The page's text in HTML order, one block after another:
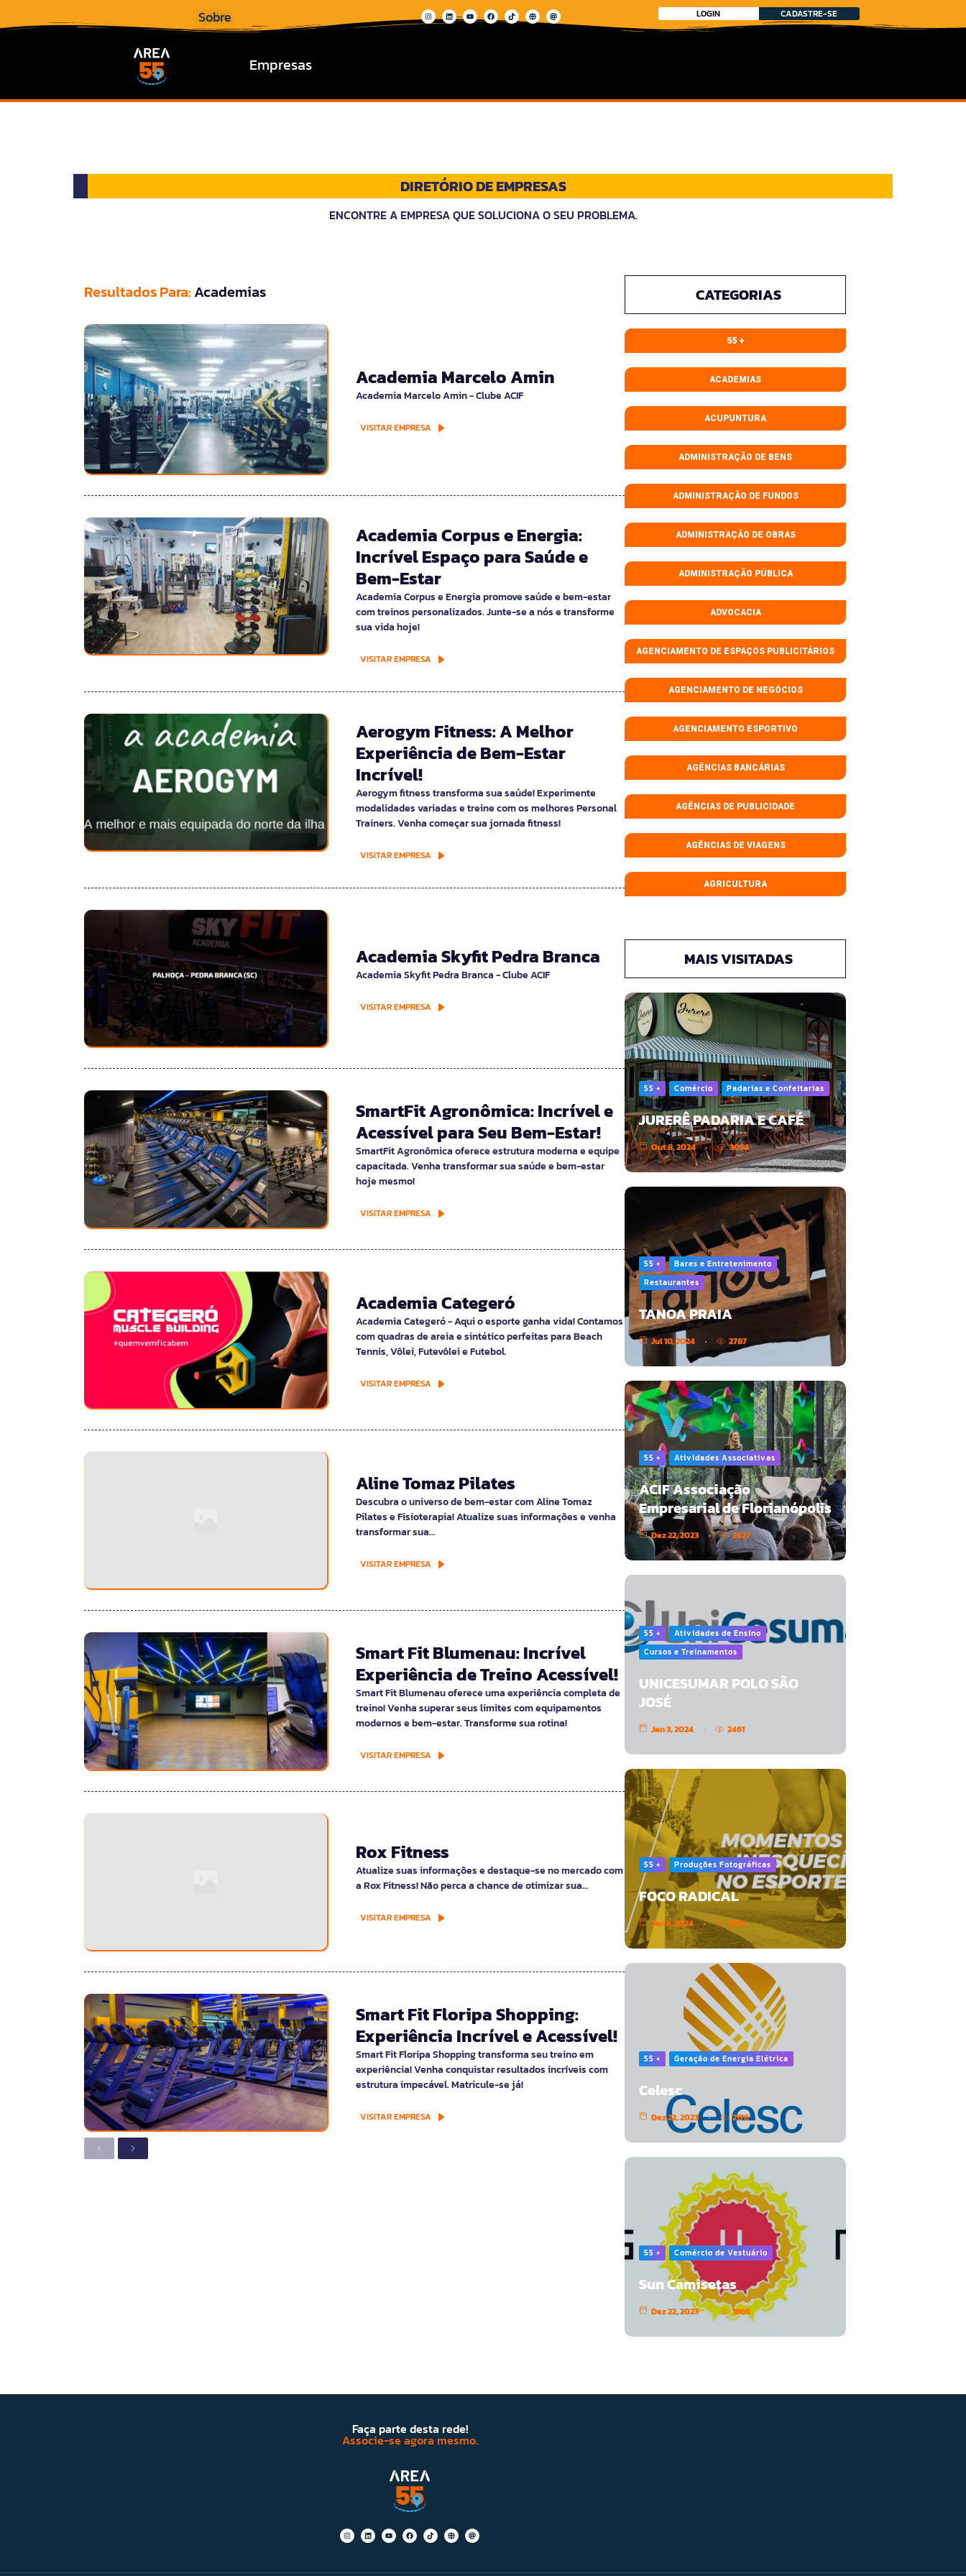
Sobre LOGIN CADASTRE-SE
Empresas
DIRETÓRIO DE EMPRESAS
ENCONTRE A EMPRESA QUE SOLUCIONA O SEU PROBLEMA.
Resultados Para: Academias
Academia Marcelo Amin
Academia Marcelo Amin - Clube ACIF
VISITAR EMPRESA
Academia Corpus e Energia:
Incrível Espaço para Saúde e
Bem-Estar
Academia Corpus e Energia promove saúde e bem-estar
com treinos personalizados. Junte-se a nós e transforme
sua vida hoje!
VISITAR EMPRESA
Aerogym Fitness: A Melhor
Experiência de Bem-Estar
Incrível!
Aerogym fitness transforma sua saúde! Experimente
modalidades variadas e treine com os melhores Personal
Trainers. Venha começar sua jornada fitness!
VISITAR EMPRESA
Academia Skyfit Pedra Branca
Academia Skyfit Pedra Branca - Clube ACIF
VISITAR EMPRESA
SmartFit Agronômica: Incrível e
Acessível para Seu Bem-Estar!
SmartFit Agronômica oferece estrutura moderna e equipe
capacitada. Venha transformar sua saúde e bem-estar
hoje mesmo!
VISITAR EMPRESA
Academia Categeró
Academia Categeró - Aqui o esporte ganha vida! Contamos
com quadras de areia e sintético perfeitas para Beach
Tennis, Vôlei, Futevôlei e Futebol.
VISITAR EMPRESA
Aline Tomaz Pilates
Descubra o universo de bem-estar com Aline Tomaz
Pilates e Fisioterapia! Atualize suas informações e venha
transformar sua…
VISITAR EMPRESA
Smart Fit Blumenau: Incrível
Experiência de Treino Acessível!
Smart Fit Blumenau oferece uma experiência completa de
treino! Venha superar seus limites com equipamentos
modernos e bem-estar. Transforme sua rotina!
VISITAR EMPRESA
Rox Fitness
Atualize suas informações e destaque-se no mercado com
a Rox Fitness! Não perca a chance de otimizar sua…
VISITAR EMPRESA
Smart Fit Floripa Shopping:
Experiência Incrível e Acessível!
Smart Fit Floripa Shopping transforma seu treino em
experiência! Venha conquistar resultados incríveis com
estrutura impecável. Matricule-se já!
VISITAR EMPRESA
CATEGORIAS
55 +
ACADEMIAS
ACUPUNTURA
ADMINISTRAÇÃO DE BENS
ADMINISTRAÇÃO DE FUNDOS
ADMINISTRAÇÃO DE OBRAS
ADMINISTRAÇÃO PÚBLICA
ADVOCACIA
AGENCIAMENTO DE ESPAÇOS PUBLICITÁRIOS
AGENCIAMENTO DE NEGÓCIOS
AGENCIAMENTO ESPORTIVO
AGÊNCIAS BANCÁRIAS
AGÊNCIAS DE PUBLICIDADE
AGÊNCIAS DE VIAGENS
AGRICULTURA
MAIS VISITADAS
55 + Comércio Padarias e Confeitarias
JURERÊ PADARIA E CAFÉ
Out 8, 2024 3054
55 +
Bares e Entretenimento
Restaurantes
TANOA PRAIA
Jul 10, 2024 2787
55 + Atividades Associativas
ACIF Associação
Empresarial de Florianópolis
Dez 22, 2023 2627
55 +
Atividades de Ensino
Cursos e Treinamentos
UNICESUMAR POLO SÃO
JOSÉ
Jan 3, 2024 2461
55 + Produções Fotográficas
FOCO RADICAL
Jan 3, 2024 2253
55 + Geração de Energia Elétrica
Celesc
Dez 22, 2023 2176
55 + Comércio de Vestuário
Sun Camisetas
Dez 22, 2023 1866
Faça parte desta rede!
Associe-se agora mesmo.